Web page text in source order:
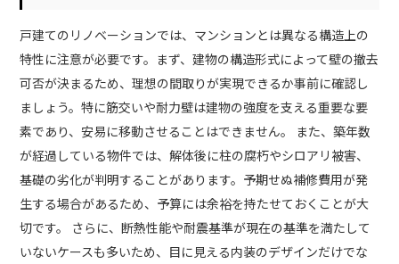
戸建てのリノベーションでは、マンションとは異なる構造上の
特性に注意が必要です。まず、建物の構造形式によって壁の撤去
可否が決まるため、理想の間取りが実現できるか事前に確認し
ましょう。特に筋交いや耐力壁は建物の強度を支える重要な要
素であり、安易に移動させることはできません。 また、築年数
が経過している物件では、解体後に柱の腐朽やシロアリ被害、
基礎の劣化が判明することがあります。予期せぬ補修費用が発
生する場合があるため、予算には余裕を持たせておくことが大
切です。 さらに、断熱性能や耐震基準が現在の基準を満たして
いないケースも多いため、目に見える内装のデザインだけでな